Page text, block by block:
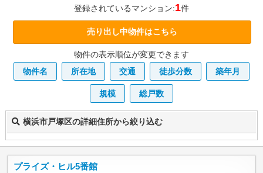
登録されているマンション:1件
売り出し中物件はこちら
物件の表示順位が変更できます
物件名
所在地 交通 徒歩分数 築年月
規模 総戸数
横浜市戸塚区の詳細住所から絞り込む
プライズ・ヒル5番館